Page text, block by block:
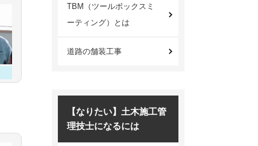
TBM（ツールボックスミ
ーティング）とは
道路の舗装工事
【なりたい】土木施工管
理技士になるには